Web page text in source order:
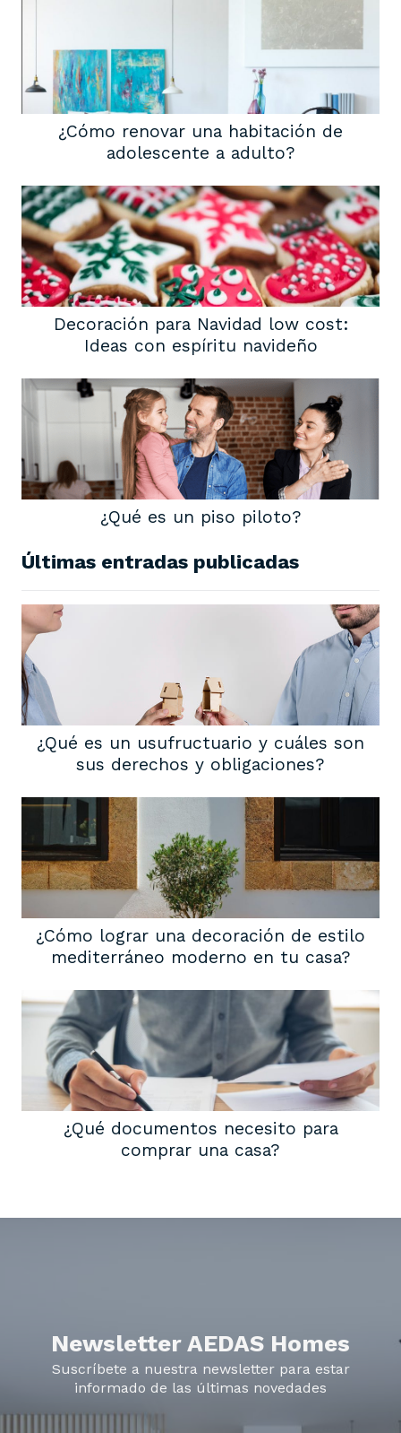
¿Cómo renovar una habitación de
adolescente a adulto?
Decoración para Navidad low cost:
Ideas con espíritu navideño
¿Qué es un piso piloto?
Últimas entradas publicadas
¿Qué es un usufructuario y cuáles son
sus derechos y obligaciones?
¿Cómo lograr una decoración de estilo
mediterráneo moderno en tu casa?
¿Qué documentos necesito para
comprar una casa?
Newsletter AEDAS Homes
Suscríbete a nuestra newsletter para estar
informado de las últimas novedades